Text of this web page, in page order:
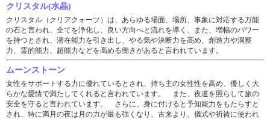
クリスタル(水晶)
クリスタル（クリアクォーツ）は、あらゆる場面、場所、事象に対応する万能
の石と言われ、全てを浄化し、良い方向へと流れを導く、また、増幅のパワー
を持つとされ、潜在能力を引き出し、やる気や決断力を高め、創造力や洞察
力、霊的能力、超能力などを高める働きがあると言われています。
ムーンストーン
女性をサポートする力に優れているとされ、持ち主の女性性を高め、優しく大
らかな愛情で満たしてくれると言われています。 また、夜道を照らして旅の
安全を守ると言われています。 さらに、身に付けると予知能力をもたらすと
され、特に満月の夜は月の力が最も強くなり、古来より、儀式や祈祷に使われ